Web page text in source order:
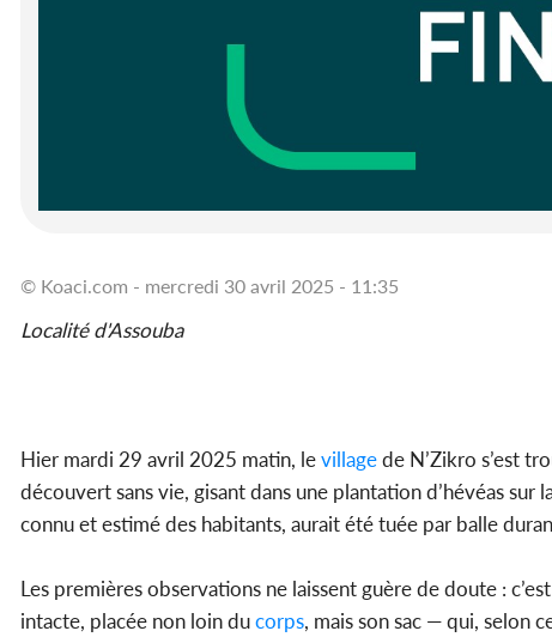
© Koaci.com - mercredi 30 avril 2025 - 11:35
Localité d'Assouba
Hier mardi 29 avril 2025 matin, levillagede N’Zikro s’est
découvert sans vie, gisant dans une plantation d’hévéas sur
connu et estimé des habitants, aurait été tuée par balle
Les premières observations ne laissent guère de doute :
intacte, placée non loin ducorps, mais son sac — qui, selon